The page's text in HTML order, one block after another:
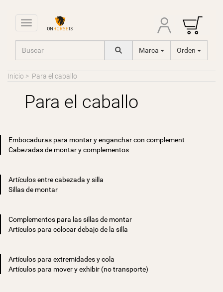
Toggle navigation
Marca Orden
Inicio > Para el caballo
Para el caballo
Embocaduras para montar y enganchar con complement
Cabezadas de montar y complementos
Artículos entre cabezada y silla
Sillas de montar
Complementos para las sillas de montar
Artículos para colocar debajo de la silla
Artículos para extremidades y cola
Artículos para mover y exhibir (no transporte)